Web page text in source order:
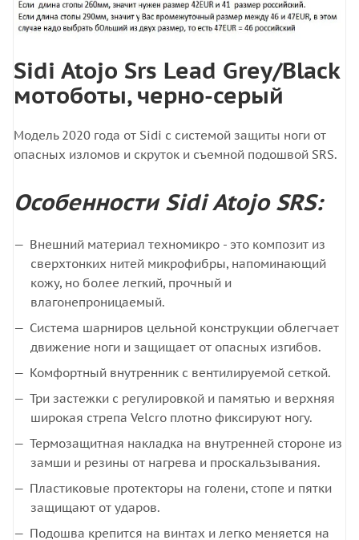
Sidi Atojo Srs Lead Grey/Black
мотоботы, черно-серый
Модель 2020 года от Sidi с системой защиты ноги от
опасных изломов и скруток и съемной подошвой SRS.
Особенности Sidi Atojo SRS:
Внешний материал техномикро - это композит из
сверхтонких нитей микрофибры, напоминающий
кожу, но более легкий, прочный и
влагонепроницаемый.
Система шарниров цельной конструкции облегчает
движение ноги и защищает от опасных изгибов.
Комфортный внутренник с вентилируемой сеткой.
Три застежки с регулировкой и памятью и верхняя
широкая стрепа Velcro плотно фиксируют ногу.
Термозащитная накладка на внутренней стороне из
замши и резины от нагрева и проскальзывания.
Пластиковые протекторы на голени, стопе и пятки
защищают от ударов.
Подошва крепится на винтах и легко меняется на